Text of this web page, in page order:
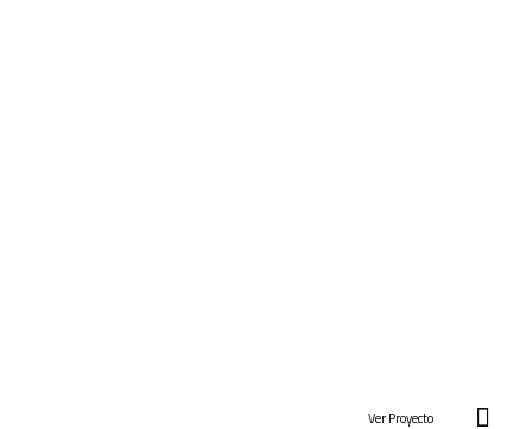
Ver Proyecto